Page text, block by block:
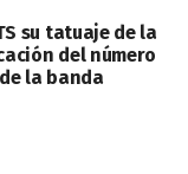
su tatuaje de la
del número
la banda